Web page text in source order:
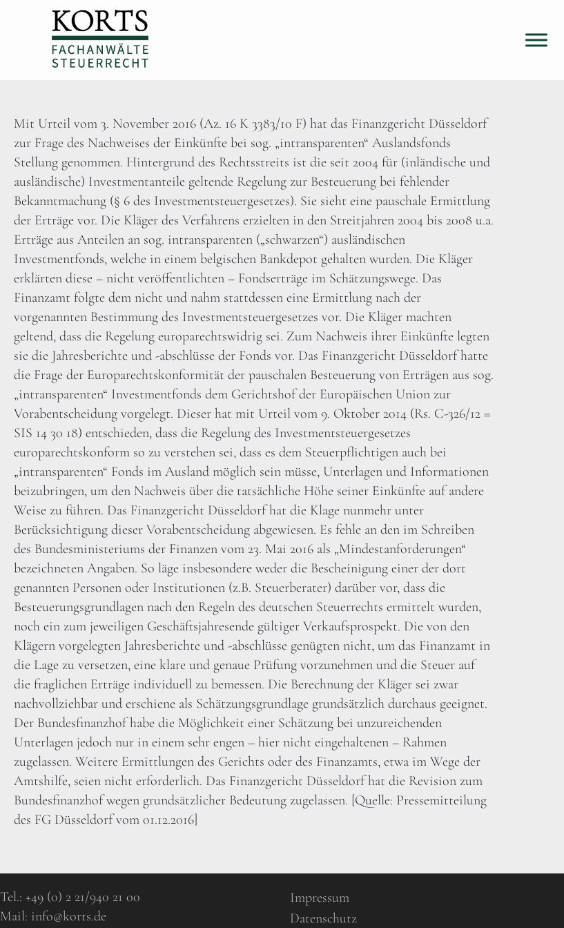
Mit Urteil vom 3. November 2016 (Az. 16 K 3383/10 F) hat das Finanzgericht Düsseldorf
zur Frage des Nachweises der Einkünfte bei sog. „intransparenten“ Auslandsfonds
Stellung genommen. Hintergrund des Rechtsstreits ist die seit 2004 für (inländische und
ausländische) Investmentanteile geltende Regelung zur Besteuerung bei fehlender
Bekanntmachung (§ 6 des Investmentsteuergesetzes). Sie sieht eine pauschale Ermittlung
der Erträge vor. Die Kläger des Verfahrens erzielten in den Streitjahren 2004 bis 2008 u.a.
Erträge aus Anteilen an sog. intransparenten („schwarzen“) ausländischen
Investmentfonds, welche in einem belgischen Bankdepot gehalten wurden. Die Kläger
erklärten diese – nicht veröffentlichten – Fondserträge im Schätzungswege. Das
Finanzamt folgte dem nicht und nahm stattdessen eine Ermittlung nach der
vorgenannten Bestimmung des Investmentsteuergesetzes vor. Die Kläger machten
geltend, dass die Regelung europarechtswidrig sei. Zum Nachweis ihrer Einkünfte legten
sie die Jahresberichte und -abschlüsse der Fonds vor. Das Finanzgericht Düsseldorf hatte
die Frage der Europarechtskonformität der pauschalen Besteuerung von Erträgen aus sog.
„intransparenten“ Investmentfonds dem Gerichtshof der Europäischen Union zur
Vorabentscheidung vorgelegt. Dieser hat mit Urteil vom 9. Oktober 2014 (Rs. C-326/12 =
SIS 14 30 18) entschieden, dass die Regelung des Investmentsteuergesetzes
europarechtskonform so zu verstehen sei, dass es dem Steuerpflichtigen auch bei
„intransparenten“ Fonds im Ausland möglich sein müsse, Unterlagen und Informationen
beizubringen, um den Nachweis über die tatsächliche Höhe seiner Einkünfte auf andere
Weise zu führen. Das Finanzgericht Düsseldorf hat die Klage nunmehr unter
Berücksichtigung dieser Vorabentscheidung abgewiesen. Es fehle an den im Schreiben
des Bundesministeriums der Finanzen vom 23. Mai 2016 als „Mindestanforderungen“
bezeichneten Angaben. So läge insbesondere weder die Bescheinigung einer der dort
genannten Personen oder Institutionen (z.B. Steuerberater) darüber vor, dass die
Besteuerungsgrundlagen nach den Regeln des deutschen Steuerrechts ermittelt wurden,
noch ein zum jeweiligen Geschäftsjahresende gültiger Verkaufsprospekt. Die von den
Klägern vorgelegten Jahresberichte und -abschlüsse genügten nicht, um das Finanzamt in
die Lage zu versetzen, eine klare und genaue Prüfung vorzunehmen und die Steuer auf
die fraglichen Erträge individuell zu bemessen. Die Berechnung der Kläger sei zwar
nachvollziehbar und erschiene als Schätzungsgrundlage grundsätzlich durchaus geeignet.
Der Bundesfinanzhof habe die Möglichkeit einer Schätzung bei unzureichenden
Unterlagen jedoch nur in einem sehr engen – hier nicht eingehaltenen – Rahmen
zugelassen. Weitere Ermittlungen des Gerichts oder des Finanzamts, etwa im Wege der
Amtshilfe, seien nicht erforderlich. Das Finanzgericht Düsseldorf hat die Revision zum
Bundesfinanzhof wegen grundsätzlicher Bedeutung zugelassen. [Quelle: Pressemitteilung
des FG Düsseldorf vom 01.12.2016]
Tel.: +49 (0) 2 21/940 21 00
Mail: info@korts.de
Impressum
Datenschutz